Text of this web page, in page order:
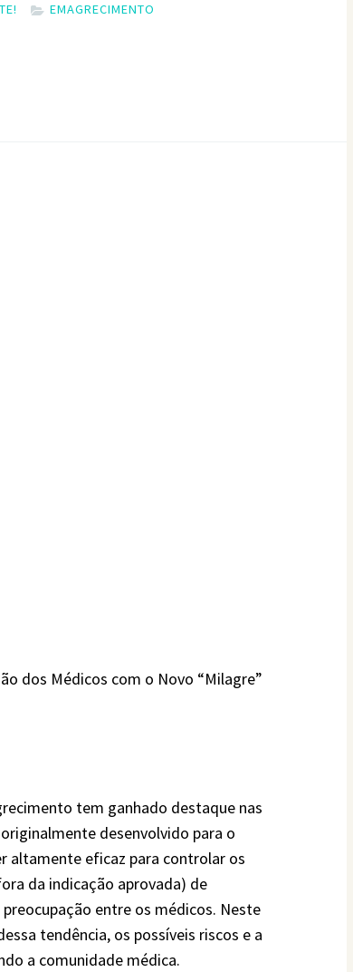
EMAGRECIMENTO
dos Médicos com o Novo “Milagre”
tem ganhado destaque nas
desenvolvido para o
altamente eficaz para controlar os
da indicação aprovada) de
entre os médicos. Neste
tendência, os possíveis riscos e a
a comunidade médica.